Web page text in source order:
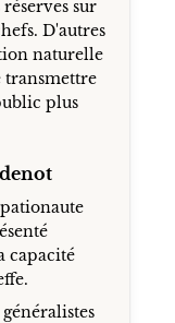
sur
D'autres
naturelle
transmettre
plus
capacité